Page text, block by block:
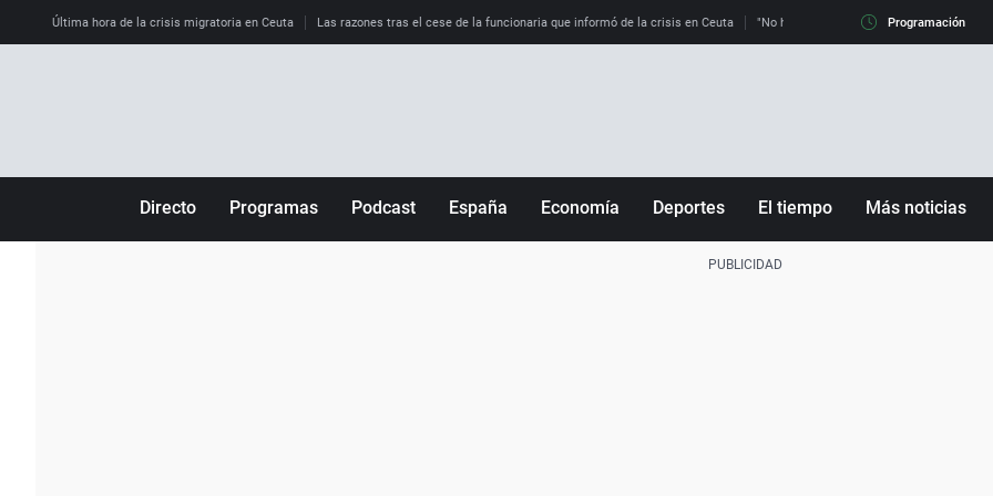
Última hora de la crisis migratoria en Ceuta Las razones tras el cese de la funcionaria que informó de la crisis en Ceuta "No hay mafias, que no nos engañen":
Programación
Directo Programas Podcast España Economía Deportes El tiempo Más noticias